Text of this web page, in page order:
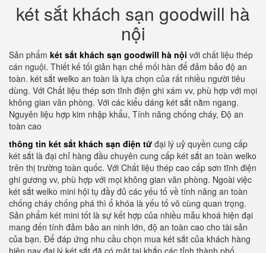
két sắt khách sạn goodwill hà
nội
Sản phẩm két sắt khách sạn goodwill hà nội với chất liệu thép
cán nguội. Thiết kế tối giản hạn chế mối hàn để đảm bảo độ an
toàn. két sắt welko an toàn là lựa chọn của rất nhiều người tiêu
dùng. Với Chất liệu thép sơn tĩnh điện ghi xám vv, phù hợp với mọi
không gian văn phòng. Với các kiểu dáng két sắt nằm ngang.
Nguyên liệu hợp kim nhập khẩu, Tính năng chống cháy, Độ an
toàn cao
thông tin két sắt khách sạn điện tử đại lý uỷ quyền cung cấp
két sắt là đại chỉ hàng đầu chuyên cung cấp két sắt an toàn welko
trên thị trường toàn quốc. Với Chất liệu thép cao cấp sơn tĩnh điện
ghi gương vv, phù hợp với mọi không gian văn phòng. Ngoài việc
két sắt welko mini hội tụ đầy đủ các yếu tố về tính năng an toàn
chống cháy chống phá thì ổ khóa là yếu tố vô cùng quan trọng.
Sản phẩm két mini tốt là sự kết hợp của nhiều mẫu khoá hiện đại
mang đến tính đảm bảo an ninh lớn, độ an toàn cao cho tài sản
của bạn. Để đáp ứng nhu cầu chọn mua két sắt của khách hàng
hiện nay đại lý két sắt đã có mặt tại khắp các tỉnh thành phố